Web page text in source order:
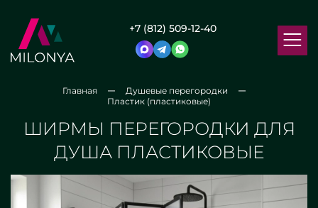
+7 (812) 509-12-40
Главная
Душевые перегородки
Пластик (пластиковые)
ШИРМЫ ПЕРЕГОРОДКИ ДЛЯ
ДУША ПЛАСТИКОВЫЕ